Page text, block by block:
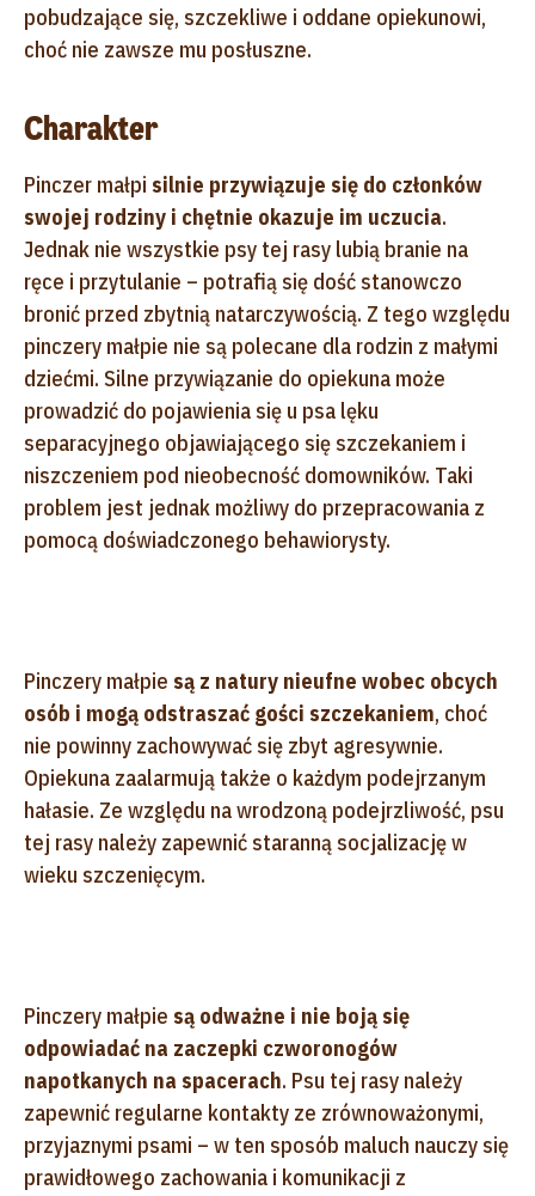
pobudzające się, szczekliwe i oddane opiekunowi,
choć nie zawsze mu posłuszne.
Charakter
Pinczer małpi silnie przywiązuje się do członków
swojej rodziny i chętnie okazuje im uczucia.
Jednak nie wszystkie psy tej rasy lubią branie na
ręce i przytulanie – potrafią się dość stanowczo
bronić przed zbytnią natarczywością. Z tego względu
pinczery małpie nie są polecane dla rodzin z małymi
dziećmi. Silne przywiązanie do opiekuna może
prowadzić do pojawienia się u psa lęku
separacyjnego objawiającego się szczekaniem i
niszczeniem pod nieobecność domowników. Taki
problem jest jednak możliwy do przepracowania z
pomocą doświadczonego behawiorysty.
Pinczery małpie są z natury nieufne wobec obcych
osób i mogą odstraszać gości szczekaniem, choć
nie powinny zachowywać się zbyt agresywnie.
Opiekuna zaalarmują także o każdym podejrzanym
hałasie. Ze względu na wrodzoną podejrzliwość, psu
tej rasy należy zapewnić staranną socjalizację w
wieku szczenięcym.
Pinczery małpie są odważne i nie boją się
odpowiadać na zaczepki czworonogów
napotkanych na spacerach. Psu tej rasy należy
zapewnić regularne kontakty ze zrównoważonymi,
przyjaznymi psami – w ten sposób maluch nauczy się
prawidłowego zachowania i komunikacji z